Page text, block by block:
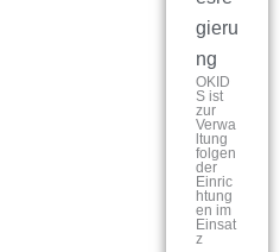
gieru
ng
OKID
S ist
zur
Verwa
ltung
folgen
der
Einric
htung
en im
Einsat
z